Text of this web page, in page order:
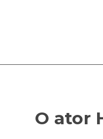
O ator